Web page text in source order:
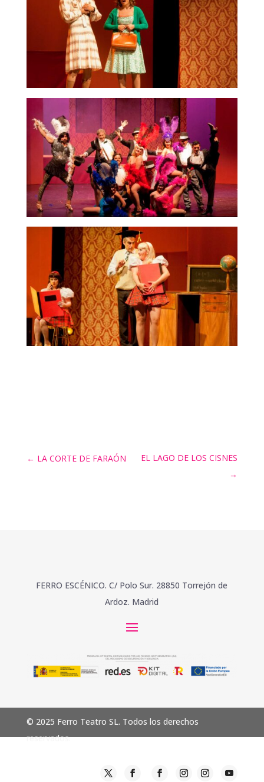
← LA CORTE DE FARAÓN
EL LAGO DE LOS CISNES
→
FERRO ESCÉNICO. C/ Polo Sur. 28850 Torrejón de
Ardoz. Madrid
© 2025 Ferro Teatro SL. Todos los derechos
reservados.